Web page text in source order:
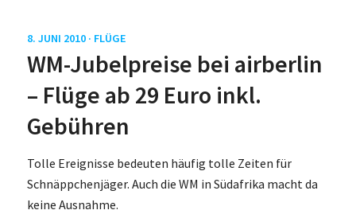
8. JUNI 2010 · FLÜGE
WM-Jubelpreise bei airberlin
– Flüge ab 29 Euro inkl.
Gebühren
Tolle Ereignisse bedeuten häufig tolle Zeiten für
Schnäppchenjäger. Auch die WM in Südafrika macht da
keine Ausnahme.